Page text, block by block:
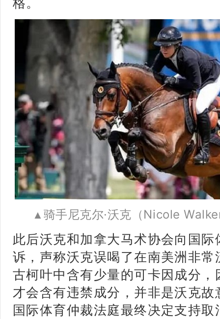
▲ 骑手尼克尔·沃克（Nicole
此后沃克和加拿大马术协会向国
诉，声称沃克误喝了在南美洲非
古柯叶中含有少量的可卡因成分
才会含有违禁成分，并非是沃克
国际体育仲裁法庭最终决定支持